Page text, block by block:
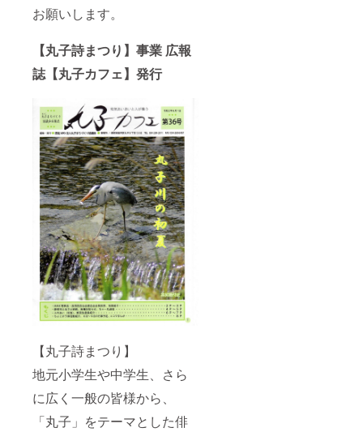
お願いします。
【丸子詩まつり】事業 広報
誌【丸子カフェ】発行
【丸子詩まつり】
地元小学生や中学生、さら
に広く一般の皆様から、
「丸子」をテーマとした俳